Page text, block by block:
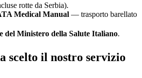
rotte da Serbia).
Medical Manual — trasporto barellato
del Ministero della Salute Italiano.
scelto il nostro servizio